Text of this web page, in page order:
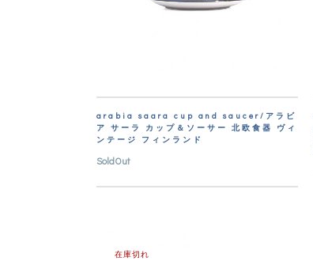
arabia saara cup and saucer/アラビ
ア サーラ カップ＆ソーサー 北欧食器 ヴィ
ンテージ フィンランド
SoldOut
在庫切れ